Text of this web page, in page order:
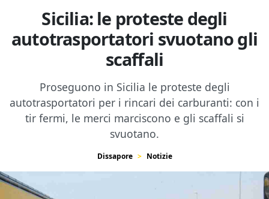
Sicilia: le proteste degli
autotrasportatori svuotano gli
scaffali
Proseguono in Sicilia le proteste degli
autotrasportatori per i rincari dei carburanti: con i
tir fermi, le merci marciscono e gli scaffali si
svuotano.
Dissapore Notizie